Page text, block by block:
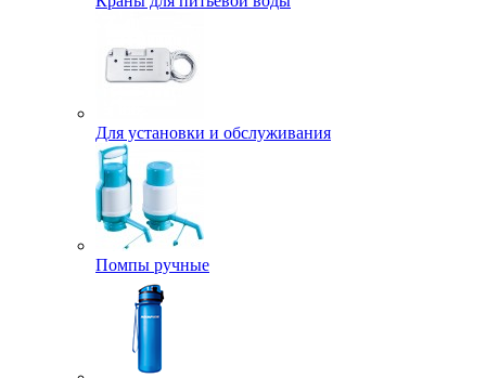
Для установки и обслуживания
Помпы ручные